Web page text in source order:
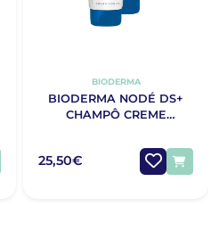
BIODERMA
BIODERMA NODÉ DS+
CHAMPÔ CREME
25,50€